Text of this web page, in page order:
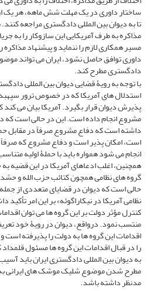
ساختار داوری در یک مهلت شش ماهه، هر یک
تا به دیوان بین المللی دادگستری مراجعه کنند.
مذاکره به طرف آمریکایی این سازوکار را به
مسیر همکاری لازم را ننماید و پیشنهاد
داوری توافق حاصل نشود، ایران می تواند
دادگستری مطرح کند.
با توجه به رویۀ قضایی دیوان بین المللی
استدلال های آمریکا که در خصوص ترور
پذیرش دیوان قرار بگیرد. آمریکا بیان می کند
مشروع انجام داده است. این در حالی است که
داشته است که دفاع مشروع صرفاً در مقابل
است، امکان پذیر است و دفاع مشروع که
انجام می شود همواره باید با حملۀ اولیه
همچنین، اغلب ادعاهای آمریکا در این قضیه
گروه های نظامی همچون کتائب حزب الله و
حالی است که دیوان در قضایای متعددی از
نظامی آمریکا در نیکاراگوئه» بر این امر
کنترل مؤثر دولت بر این گروه ها می توان
منتسب نمود. درواقع، دیوان در رویۀ خود
اقدامات این گروه ها به دولت را پذیرفته است
را در قبال اقدامات این گروه ها مسئول
به دیوان بین المللی دادگستری ایران باید
مطرح شدن موضوع شلیک موشک های ایرانی به
مدنظر داشته باشد.